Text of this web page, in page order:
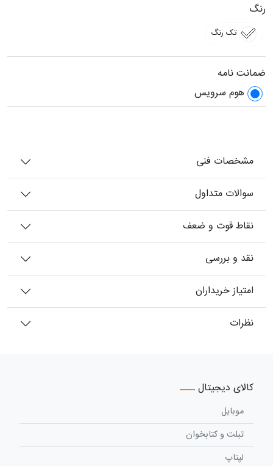
رنگ
تک رنگ
ضمانت نامه
هوم سرویس
مشخصات فنی
سوالات متداول
نقاط قوت و ضعف
نقد و بررسی
امتیاز خریداران
نظرات
کالای دیجیتال
موبایل
تبلت و کتابخوان
لپتاپ